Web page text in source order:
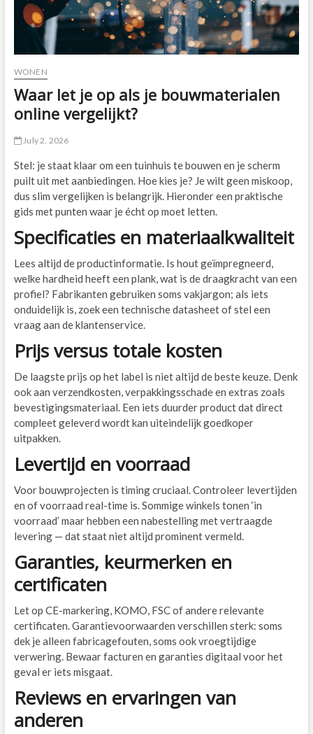
WONEN
Waar let je op als je bouwmaterialen
online vergelijkt?
July 2, 2026
Stel: je staat klaar om een tuinhuis te bouwen en je scherm
puilt uit met aanbiedingen. Hoe kies je? Je wilt geen miskoop,
dus slim vergelijken is belangrijk. Hieronder een praktische
gids met punten waar je écht op moet letten.
Specificaties en materiaalkwaliteit
Lees altijd de productinformatie. Is hout geïmpregneerd,
welke hardheid heeft een plank, wat is de draagkracht van een
profiel? Fabrikanten gebruiken soms vakjargon; als iets
onduidelijk is, zoek een technische datasheet of stel een
vraag aan de klantenservice.
Prijs versus totale kosten
De laagste prijs op het label is niet altijd de beste keuze. Denk
ook aan verzendkosten, verpakkingsschade en extras zoals
bevestigingsmateriaal. Een iets duurder product dat direct
compleet geleverd wordt kan uiteindelijk goedkoper
uitpakken.
Levertijd en voorraad
Voor bouwprojecten is timing cruciaal. Controleer levertijden
en of voorraad real-time is. Sommige winkels tonen ‘in
voorraad’ maar hebben een nabestelling met vertraagde
levering — dat staat niet altijd prominent vermeld.
Garanties, keurmerken en
certificaten
Let op CE-markering, KOMO, FSC of andere relevante
certificaten. Garantievoorwaarden verschillen sterk: soms
dek je alleen fabricagefouten, soms ook vroegtijdige
verwering. Bewaar facturen en garanties digitaal voor het
geval er iets misgaat.
Reviews en ervaringen van
anderen